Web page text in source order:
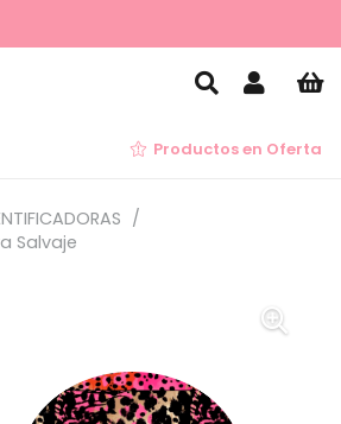
Productos en Oferta
/
Salvaje